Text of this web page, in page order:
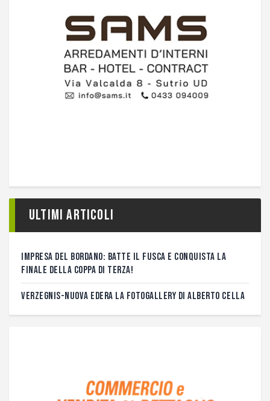
Ultimi articoli
IMPRESA DEL BORDANO: BATTE IL FUSCA E CONQUISTA LA
FINALE DELLA COPPA DI TERZA!
VERZEGNIS-NUOVA EDERA LA FOTOGALLERY DI ALBERTO CELLA